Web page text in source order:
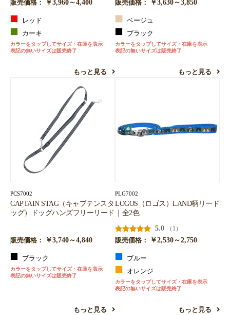
販売価格：
￥3,960～4,400
レッド
カーキ
カラーをタップしてサイズ・在庫を表示
表記の無いサイズは販売終了
もっと見る
販売価格：
￥3,630～3,850
ベージュ
ブラック
カラーをタップしてサイズ・在庫を表示
表記の無いサイズは販売終了
もっと見る
PCS7002
CAPTAIN STAG（キャプテンスタ
ッグ）ドッグハンズフリーリード
販売価格： ￥3,740～4,840
ブラック
カラーをタップしてサイズ・在庫を表示
表記の無いサイズは販売終了
もっと見る
PLG7002
LOGOS（ロゴス）LAND柄リード
｜全2色
5.0
（1）
販売価格：
￥2,530～2,750
ブルー
オレンジ
カラーをタップしてサイズ・在庫を表示
表記の無いサイズは販売終了
もっと見る